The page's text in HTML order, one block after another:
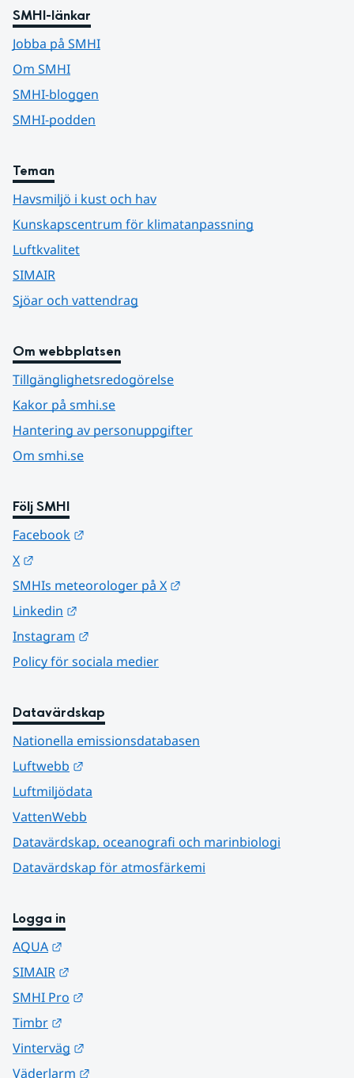
SMHI-länkar
Jobba på SMHI
Om SMHI
SMHI-bloggen
SMHI-podden
Teman
Havsmiljö i kust och hav
Kunskapscentrum för klimatanpassning
Luftkvalitet
SIMAIR
Sjöar och vattendrag
Om webbplatsen
Tillgänglighetsredogörelse
Kakor på smhi.se
Hantering av personuppgifter
Om smhi.se
Följ SMHI
Facebook
X
SMHIs meteorologer på X
Linkedin
Instagram
Policy för sociala medier
Datavärdskap
Nationella emissionsdatabasen
Luftwebb
Luftmiljödata
VattenWebb
Datavärdskap, oceanografi och marinbiologi
Datavärdskap för atmosfärkemi
Logga in
AQUA
SIMAIR
SMHI Pro
Timbr
Vinterväg
Väderlarm